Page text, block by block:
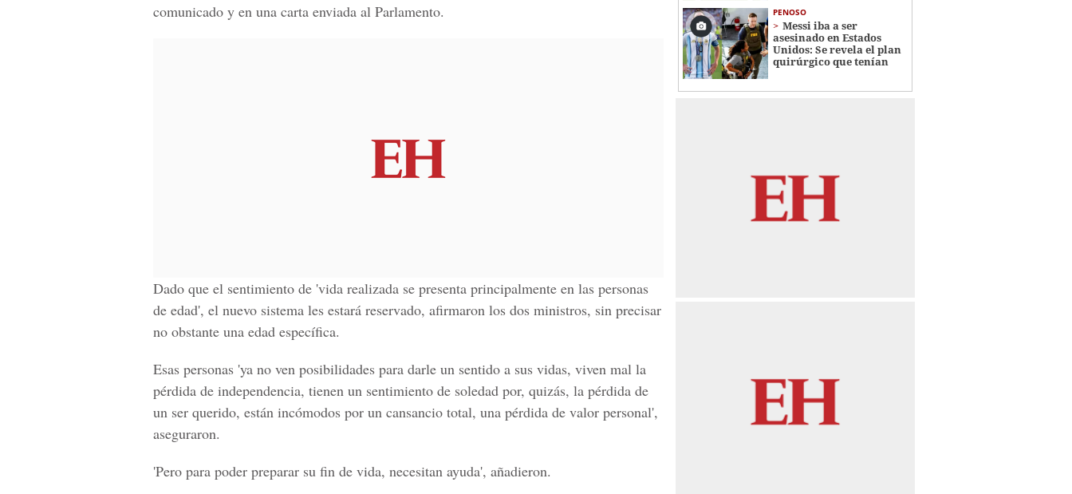
comunicado y en una carta enviada al Parlamento.
Dado que el sentimiento de 'vida realizada se presenta principalmente en las personas
de edad', el nuevo sistema les estará reservado, afirmaron los dos ministros, sin precisar
no obstante una edad específica.
Esas personas 'ya no ven posibilidades para darle un sentido a sus vidas, viven mal la
pérdida de independencia, tienen un sentimiento de soledad por, quizás, la pérdida de
un ser querido, están incómodos por un cansancio total, una pérdida de valor personal',
aseguraron.
'Pero para poder preparar su fin de vida, necesitan ayuda', añadieron.
PENOSO
Messi iba a ser
asesinado en Estados
Unidos: Se revela el plan
quirúrgico que tenían